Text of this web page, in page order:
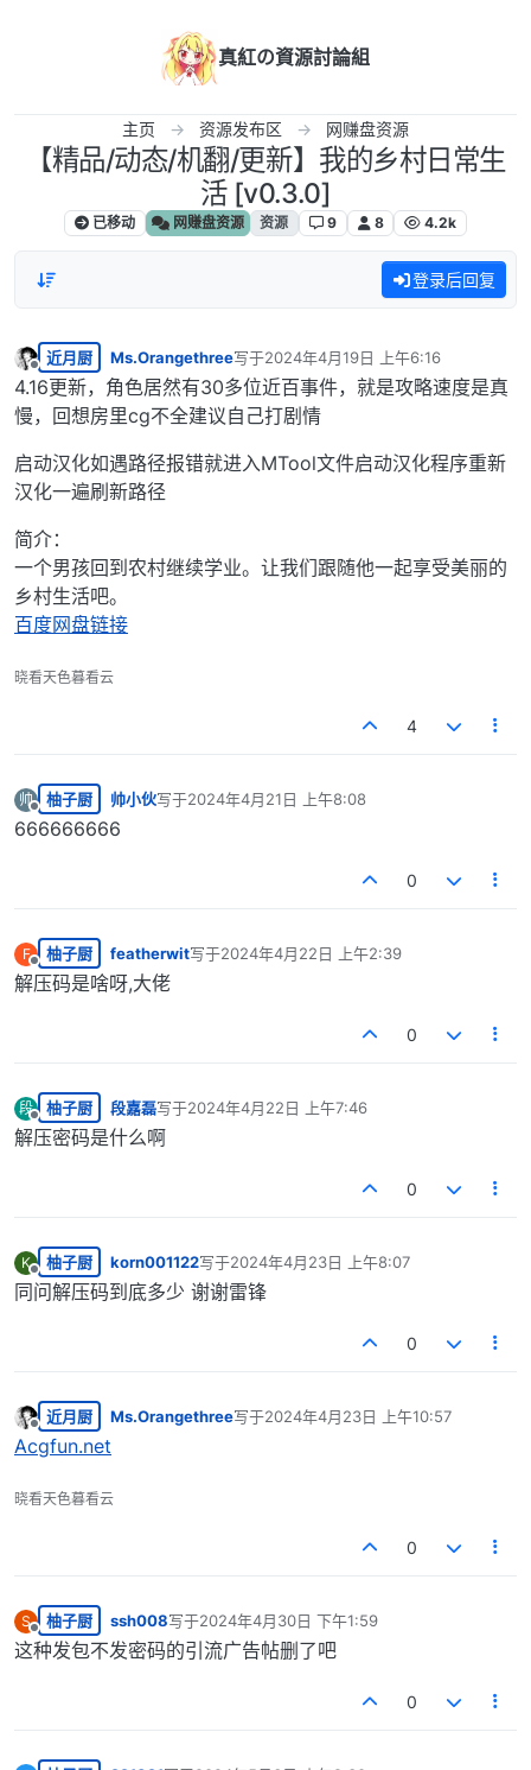
真紅の資源討論組
主页 资源发布区 网赚盘资源
【精品/动态/机翻/更新】我的乡村日常生
活 [v0.3.0]
已移动 网赚盘资源 资源 9 8 4.2k
登录后回复
离线
近月厨 Ms.Orangethree写于2024年4月19日 上午6:16
最后由 编辑
4.16更新，角色居然有30多位近百事件，就是攻略速度是真
慢，回想房里cg不全建议自己打剧情
启动汉化如遇路径报错就进入MTool文件启动汉化程序重新
汉化一遍刷新路径
简介：
一个男孩回到农村继续学业。让我们跟随他一起享受美丽的
乡村生活吧。​
百度网盘链接
晓看天色暮看云
4
帅
离线
柚子厨 帅小伙写于2024年4月21日 上午8:08
最后由 编辑
666666666
0
F
离线
柚子厨 featherwit写于2024年4月22日 上午2:39
最后由 编辑
解压码是啥呀,大佬
0
段
离线
柚子厨 段嘉磊写于2024年4月22日 上午7:46
最后由 编辑
解压密码是什么啊
0
K
离线
柚子厨 korn001122写于2024年4月23日 上午8:07
最后由 编辑
同问解压码到底多少 谢谢雷锋
0
离线
近月厨 Ms.Orangethree写于2024年4月23日 上午10:57
最后由 编辑
Acgfun.net
晓看天色暮看云
0
S
离线
柚子厨 ssh008写于2024年4月30日 下午1:59
最后由 编辑
这种发包不发密码的引流广告帖删了吧
0